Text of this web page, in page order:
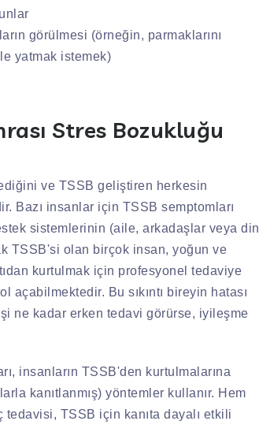
görülmesi (örneğin, parmaklarını
yatmak istemek)
Stres Bozukluğu
ve TSSB geliştiren herkesin
Bazı insanlar için TSSB semptomları
sistemlerinin (aile, arkadaşlar veya din
TSSB'si olan birçok insan, yoğun ve
kurtulmak için profesyonel tedaviye
açabilmektedir. Bu sıkıntı bireyin hatası
ne kadar erken tedavi görürse, iyileşme
insanların TSSB'den kurtulmalarına
kanıtlanmış) yöntemler kullanır. Hem
TSSB için kanıta dayalı etkili